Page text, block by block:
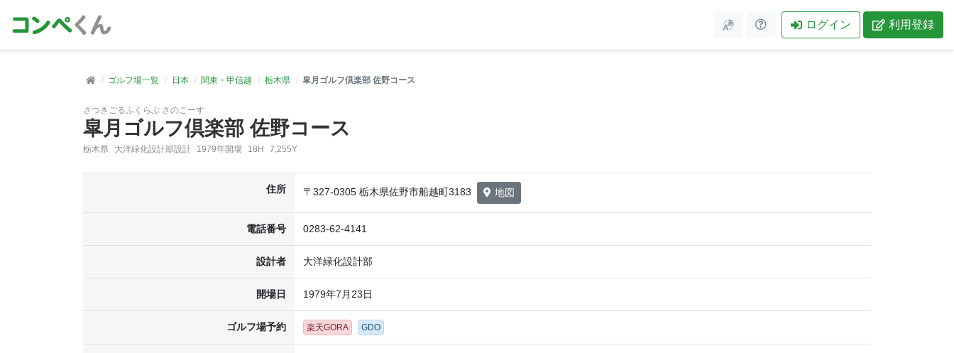
ログイン 利用登録
ゴルフ場一覧 日本 関東・甲信越 栃木県 皐月ゴルフ倶楽部 佐野コース
さつきごるふくらぶ さのこーす
皐月ゴルフ倶楽部 佐野コース
栃木県 大洋緑化設計部設計 1979年開場 18H 7,255Y
住所 〒327-0305 栃木県佐野市船越町3183 地図
電話番号 0283-62-4141
設計者 大洋緑化設計部
開場日 1979年7月23日
ゴルフ場予約 楽天GORA GDO